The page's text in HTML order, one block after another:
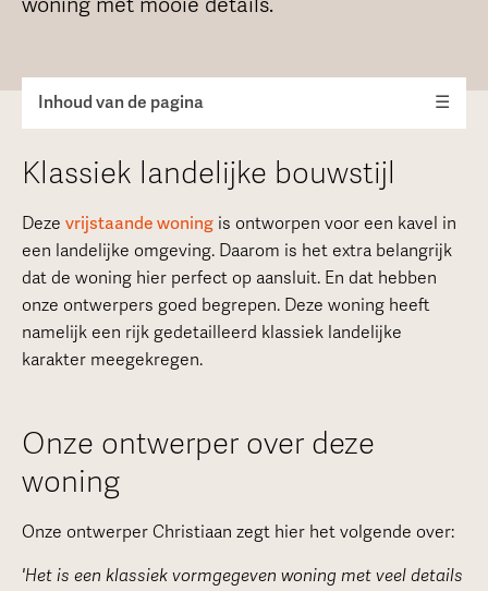
woning met mooie details.
Inhoud van de pagina ☰
Klassiek landelijke bouwstijl
Deze vrijstaande woningis ontworpen voor een kavel in
een landelijke omgeving. Daarom is het extra belangrijk
dat de woning hier perfect op aansluit. En dat hebben
onze ontwerpers goed begrepen. Deze woning heeft
namelijk een rijk gedetailleerd klassiek landelijke
karakter meegekregen.
Onze ontwerper over deze
woning
Onze ontwerper Christiaan zegt hier het volgende over:
'Het is een klassiek vormgegeven woning met veel details